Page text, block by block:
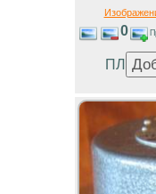
0
ПЛ